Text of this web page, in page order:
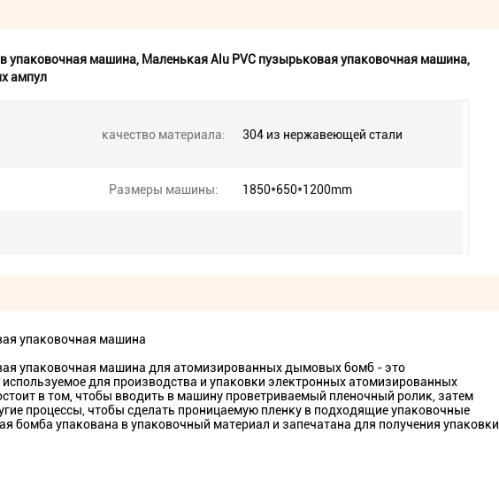
упаковочная машина, Маленькая Alu PVC пузырьковая упаковочная машина,
ампул
качество материала: 304 из нержавеющей стали
Размеры машины: 1850*650*1200mm
упаковочная машина
упаковочная машина для атомизированных дымовых бомб - это
для производства и упаковки электронных атомизированных
в том, чтобы вводить в машину проветриваемый пленочный ролик, затем
процессы, чтобы сделать проницаемую пленку в подходящие упаковочные
бомба упакована в упаковочный материал и запечатана для получения упаковки